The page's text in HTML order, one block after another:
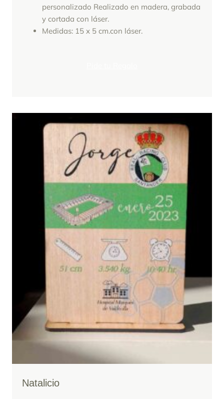
personalizado Realizado en madera, grabada
y cortada con láser.
Medidas: 15 x 5 cm.con láser.
Natalicio